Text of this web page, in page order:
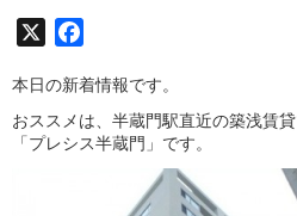
本日の新着情報です。
おススメは、半蔵門駅直近の築浅賃
「プレシス半蔵門」です。